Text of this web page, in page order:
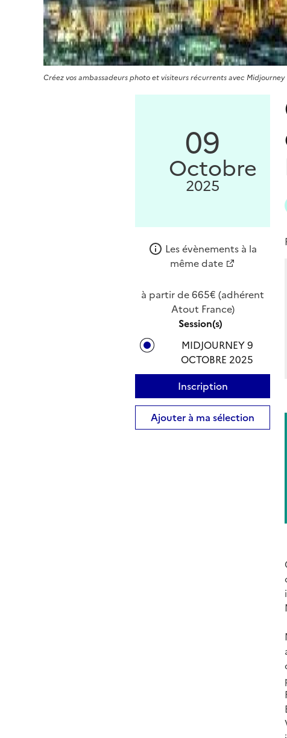
Créez vos ambassadeurs photo et visiteurs récurrents avec Midjourney
09
Octobre
2025
Les évènements à la
même date
à partir de 665€ (adhérent
Atout France)
Session(s)
MIDJOURNEY 9
OCTOBRE 2025
Inscription
Ajouter à ma sélection